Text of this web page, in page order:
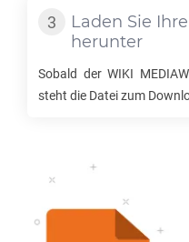
Laden Sie Ihre
herunter
Sobald derWIKI
steht die Datei zum